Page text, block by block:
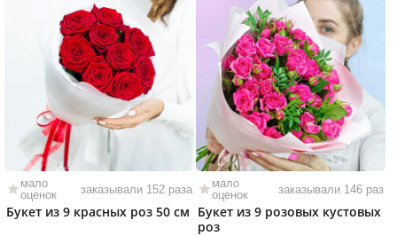
мало
оценок
заказывали 152 раза
Букет из 9 красных роз 50 см
мало
оценок
заказывали 146 раз
Букет из 9 розовых кустовых
роз